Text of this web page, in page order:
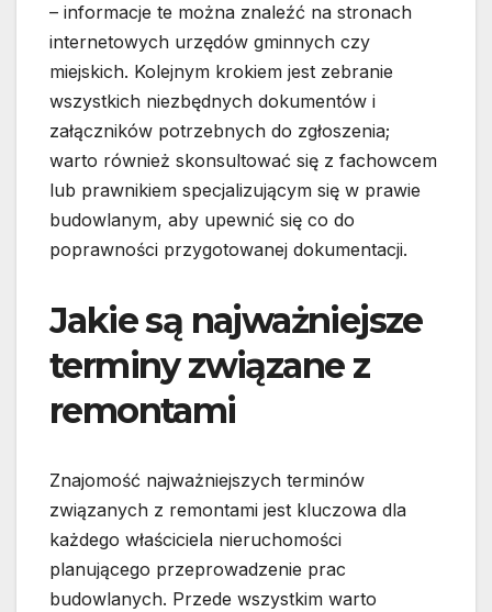
– informacje te można znaleźć na stronach
internetowych urzędów gminnych czy
miejskich. Kolejnym krokiem jest zebranie
wszystkich niezbędnych dokumentów i
załączników potrzebnych do zgłoszenia;
warto również skonsultować się z fachowcem
lub prawnikiem specjalizującym się w prawie
budowlanym, aby upewnić się co do
poprawności przygotowanej dokumentacji.
Jakie są najważniejsze
terminy związane z
remontami
Znajomość najważniejszych terminów
związanych z remontami jest kluczowa dla
każdego właściciela nieruchomości
planującego przeprowadzenie prac
budowlanych. Przede wszystkim warto